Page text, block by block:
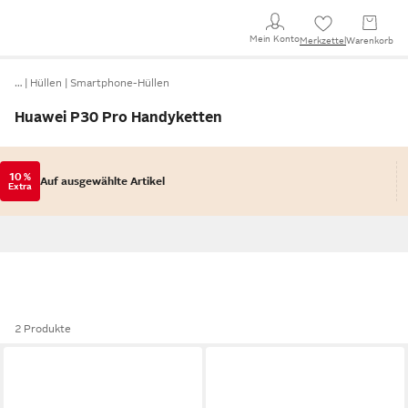
Mein KontoMerkzettel Warenkorb
… Hüllen Smartphone-Hüllen
Huawei P30 Pro Handyketten
10 %
Extra Auf ausgewählte Artikel
2 Produkte